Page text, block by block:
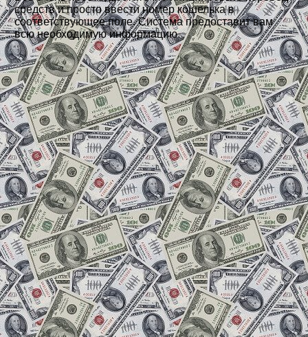
средств и просто ввести номер кошелька в
соответствующее поле. Система предоставит вам
всю необходимую информацию.